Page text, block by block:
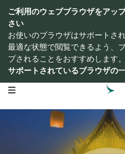
ご利用のウェブブラウザをアッ
さい
お使いのブラウザはサポートさ
最適な状態で閲覧できるよう、
プされることをおすすめします。
サポートされているブラウザの
open navigation menu